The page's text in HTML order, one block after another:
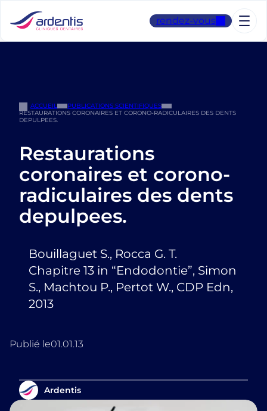
contenu
rendez-vous
ACCUEIL
PUBLICATIONS SCIENTIFIQUES
RESTAURATIONS CORONAIRES ET CORONO-RADICULAIRES DES DENTS
DEPULPEES.
Restaurations
coronaires et corono-
radiculaires des dents
depulpees.
Bouillaguet S., Rocca G. T.
Chapitre 13 in “Endodontie”, Simon
S., Machtou P., Pertot W., CDP Edn,
2013
Publié le01.01.13
Ardentis